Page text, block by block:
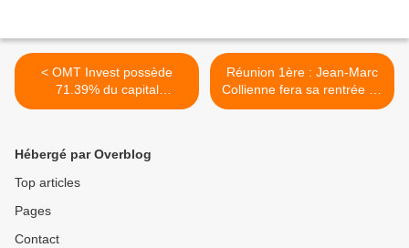
< OMT Invest possède
71.39% du capital
d'Outremer Télécom
Réunion 1ère : Jean-Marc
Collienne fera sa rentrée ce
lundi soir >
Hébergé par Overblog
Top articles
Pages
Contact